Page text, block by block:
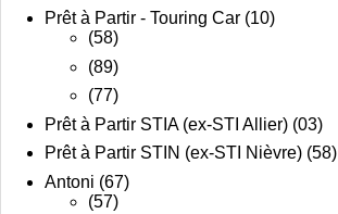
Prêt à Partir - Touring Car (10)
(58)
(89)
(77)
Prêt à Partir STIA (ex-STI Allier) (03)
Prêt à Partir STIN (ex-STI Nièvre) (58)
Antoni (67)
(57)